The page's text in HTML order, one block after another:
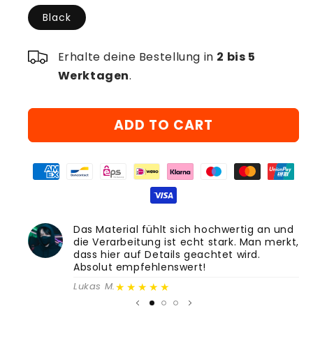
Black
Erhalte deine Bestellung in 2 bis 5
Werktagen.
ADD TO CART
Das Material fühlt sich hochwertig an und
die Verarbeitung ist echt stark. Man merkt,
dass hier auf Details geachtet wird.
Absolut empfehlenswert!
Lukas M.★★★★★